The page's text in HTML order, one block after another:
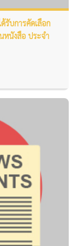
รับการคัดเลือก
หนังสือ ประจำ